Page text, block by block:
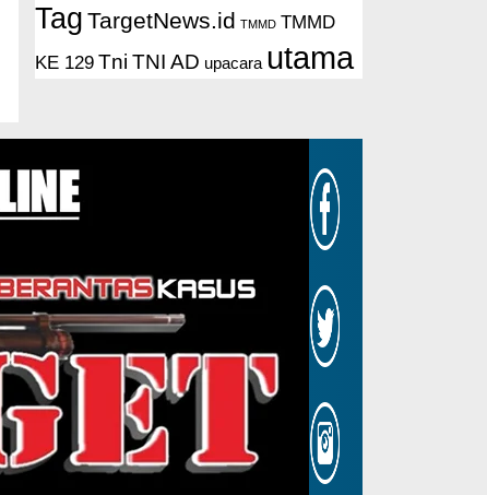
Tag TargetNews.id TMMD TMMD
KE 129 Tni TNI AD upacara utama